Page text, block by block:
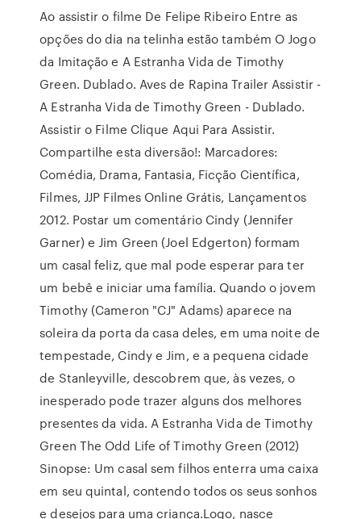
Ao assistir o filme De Felipe Ribeiro Entre as
opções do dia na telinha estão também O Jogo
da Imitação e A Estranha Vida de Timothy
Green. Dublado. Aves de Rapina Trailer Assistir -
A Estranha Vida de Timothy Green - Dublado.
Assistir o Filme Clique Aqui Para Assistir.
Compartilhe esta diversão!: Marcadores:
Comédia, Drama, Fantasia, Ficção Científica,
Filmes, JJP Filmes Online Grátis, Lançamentos
2012. Postar um comentário Cindy (Jennifer
Garner) e Jim Green (Joel Edgerton) formam
um casal feliz, que mal pode esperar para ter
um bebê e iniciar uma família. Quando o jovem
Timothy (Cameron "CJ" Adams) aparece na
soleira da porta da casa deles, em uma noite de
tempestade, Cindy e Jim, e a pequena cidade
de Stanleyville, descobrem que, às vezes, o
inesperado pode trazer alguns dos melhores
presentes da vida. A Estranha Vida de Timothy
Green The Odd Life of Timothy Green (2012)
Sinopse: Um casal sem filhos enterra uma caixa
em seu quintal, contendo todos os seus sonhos
e desejos para uma criança.Logo, nasce